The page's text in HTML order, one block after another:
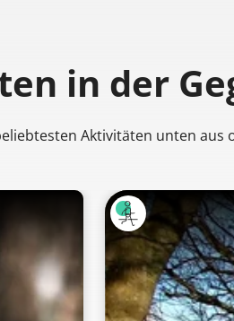
in der
Aktivitäten unten aus